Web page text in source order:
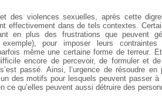
des violences sexuelles, après cette
effectivement dans de tels contextes.
en plus des frustrations que peuvent
exemple), pour imposer leurs contraintes
même une certaine forme de terreur.
encore de percevoir, de formuler et
passé. Ainsi, l’urgence de résoudre en
des motifs pour lesquels peuvent passer à
ce qu’elles peuvent aussi détruire des